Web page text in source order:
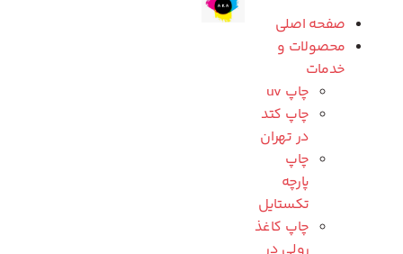
صفحه اصلی
محصولات و
خدمات
چاپ uv
چاپ کتد
در تهران
چاپ
پارچه
تکستایل
چاپ کاغذ